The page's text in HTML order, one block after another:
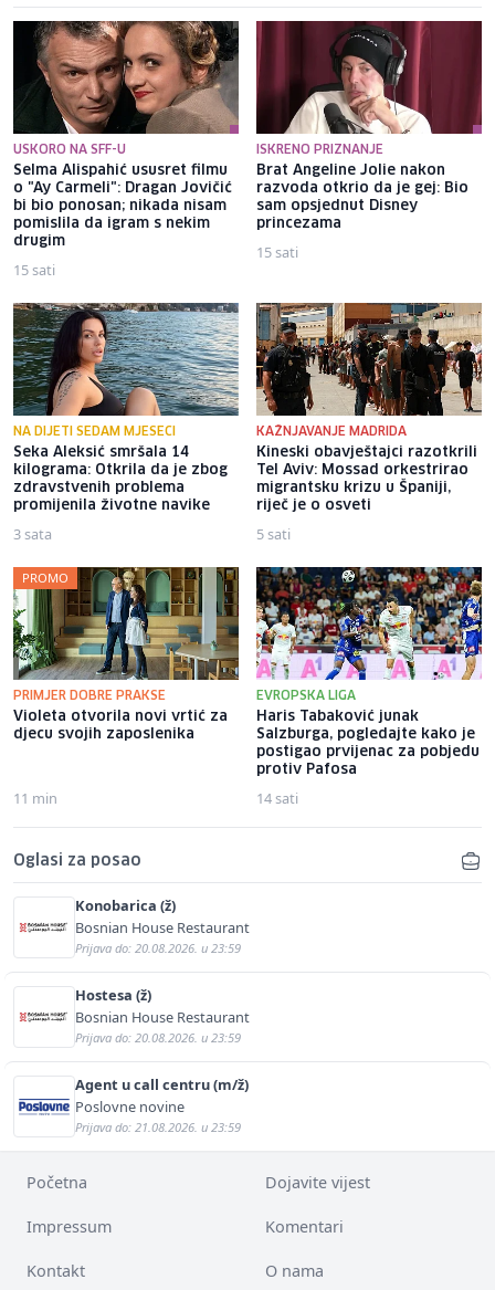
USKORO NA SFF-U
Selma Alispahić ususret filmu
o "Ay Carmeli": Dragan Jovičić
bi bio ponosan; nikada nisam
pomislila da igram s nekim
drugim
15 sati
ISKRENO PRIZNANJE
Brat Angeline Jolie nakon
razvoda otkrio da je gej: Bio
sam opsjednut Disney
princezama
15 sati
NA DIJETI SEDAM MJESECI
Seka Aleksić smršala 14
kilograma: Otkrila da je zbog
zdravstvenih problema
promijenila životne navike
3 sata
KAŽNJAVANJE MADRIDA
Kineski obavještajci razotkrili
Tel Aviv: Mossad orkestrirao
migrantsku krizu u Španiji,
riječ je o osveti
5 sati
PROMO
PRIMJER DOBRE PRAKSE
Violeta otvorila novi vrtić za
djecu svojih zaposlenika
11 min
EVROPSKA LIGA
Haris Tabaković junak
Salzburga, pogledajte kako je
postigao prvijenac za pobjedu
protiv Pafosa
14 sati
Oglasi za posao
Konobarica (ž)
Bosnian House Restaurant
Prijava do: 20.08.2026. u 23:59
Hostesa (ž)
Bosnian House Restaurant
Prijava do: 20.08.2026. u 23:59
Agent u call centru (m/ž)
Poslovne novine
Prijava do: 21.08.2026. u 23:59
Početna Dojavite vijest
Impressum Komentari
Kontakt O nama